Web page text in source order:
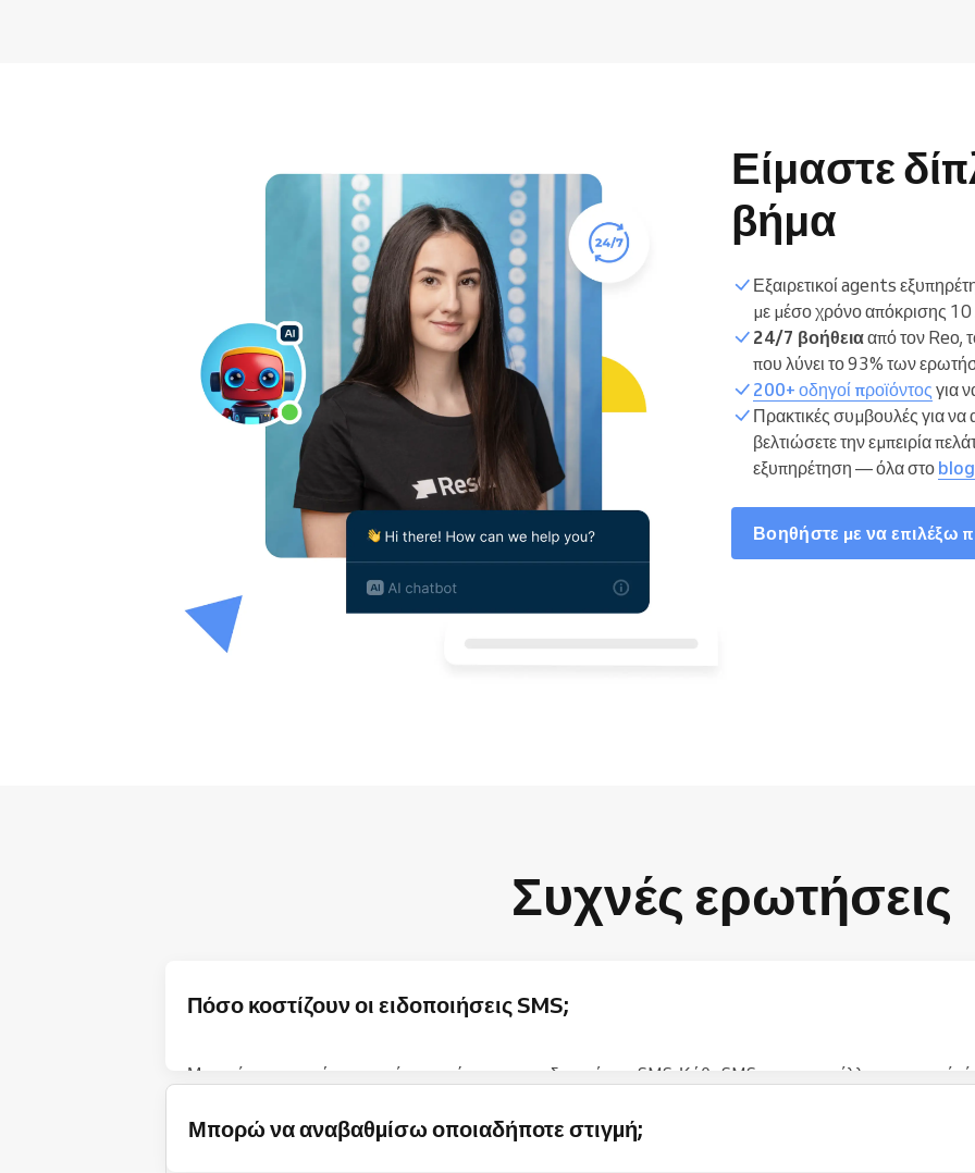
Είμαστε
βήμα
Εξαιρετικοί agents
με μέσο χρόνο απόκρισης 10
24/7 βοήθειααπό τον Reo,
που λύνει το 93% των
200+ οδηγοί προϊόντος για
Πρακτικές συμβουλές για να
βελτιώσετε την εμπειρία
εξυπηρέτηση — όλα στο blog
Βοηθήστε με να επιλέξω
Συχνές ερωτήσεις
Πόσο κοστίζουν οι ειδοποιήσεις SMS;
Μπορείτε να αγοράσετε πακέτα πιστώσεων για ειδοποιήσεις SMS. Κάθε SMS που αποστέλλεται αφαιρεί
Μπορώ να αναβαθμίσω οποιαδήποτε στιγμή;